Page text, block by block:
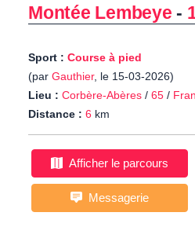
Montée Lembeye -
Sport : Course à pied
(par Gauthier, le 15-03-2026)
Lieu : Corbère-Abères / 65 /
Distance : 6 km
Afficher le parcours
Messagerie